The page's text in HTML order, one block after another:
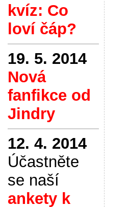
kvíz: Co
loví čáp?
19. 5. 2014
Nová
fanfikce od
Jindry
12. 4. 2014
Účastněte
se naší
ankety k